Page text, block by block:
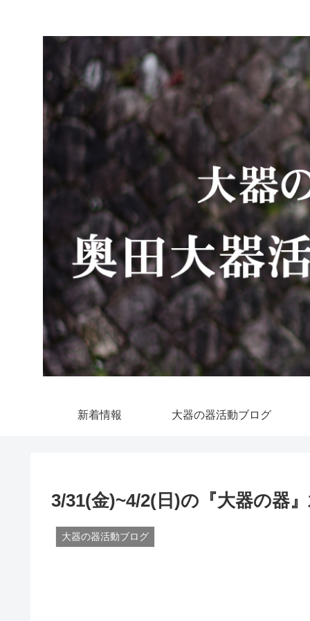
新着情報 大器の器活動ブログ
3/31(金)~4/2(日)の『大器の器
大器の器活動ブログ